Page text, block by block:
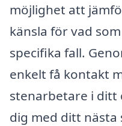
möjlighet att
känsla för vad
specifika fall.
enkelt få kontakt
stenarbetare i ditt
dig med ditt